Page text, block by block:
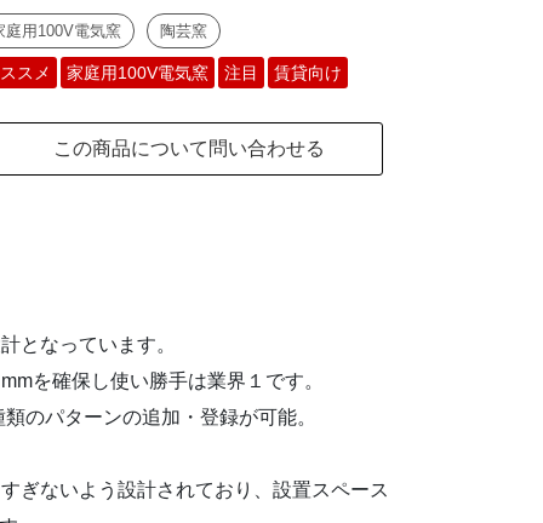
庭用100V電気窯 陶芸窯
スメ 家庭用100V電気窯 注目 賃貸向け
この商品について問い合わせる
となっています。
を確保し使い勝手は業界１です。
のパターンの追加・登録が可能。
ぎないよう設計されており、設置スペース